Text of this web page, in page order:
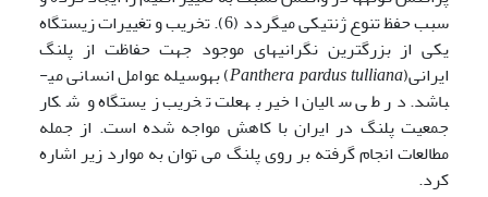
سبب حفظ تنوع ژنتیکی می­گردد (6). تخریب و تغییرات زیستگاه
یکی از بزرگ­ترین نگرانی­های موجود جهت حفاظت از پلنگ
ایرانی(Panthera pardus tulliana) به­وسیله عوامل انسانی می­
باشد. در طی سالیان اخیر به­علت تخریب زیستگاه و شکار
جمعیت پلنگ در ایران با کاهش مواجه شده است. از جمله
مطالعات انجام گرفته بر روی پلنگ می توان به موارد زیر اشاره
کرد.